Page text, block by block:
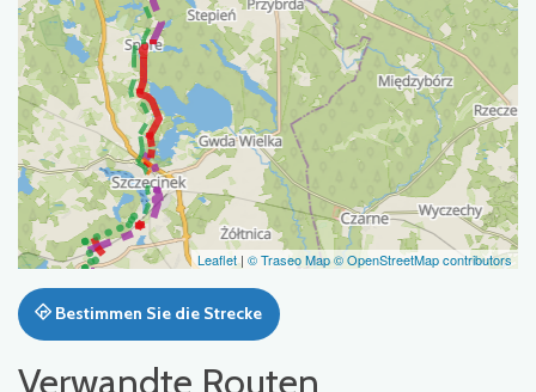
Leaflet | © Traseo Map© OpenStreetMap contributors
Bestimmen Sie die Strecke
Verwandte Routen